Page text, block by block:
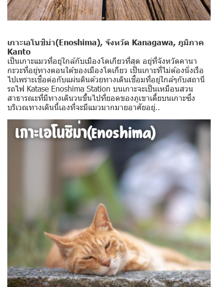
เกาะเอโนชิม่า(Enoshima), จังหวัด Kanagawa, ภูมิภาค
Kanto
เป็นเกาะแมวที่อยู่ใกล้กับเมืองโตเกียวที่สุด อยู่ที่จังหวัดคานา
กะวะที่อยู่ทางตอนใต้ของเมืองโตเกียว เป็นเกาะที่ไม่ต้องนั่งเรือ
ไปเพราะเชื่อต่อกับแผ่นดินด้วยทางเดินเชื่อมที่อยู่ใกล้ๆกับสถานี
รถไฟ Katase Enoshima Station บนเกาะจะเป็นเหมือนสวน
สาธารณะที่มีทางเดินวนขึ้นไปที่ยอดของภูเขาเตี้ยบนเกาะซึ่ง
บริเวณทางเดินนี้เองที่จะมีแมวมากมายอาศัยอยู่..